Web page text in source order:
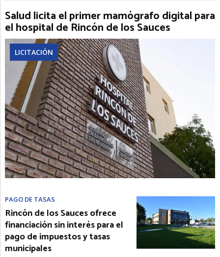
Salud licita el primer mamógrafo digital para
el hospital de Rincón de los Sauces
LICITACIÓN
PAGO DE TASAS
Rincón de los Sauces ofrece
financiación sin interés para el
pago de impuestos y tasas
municipales